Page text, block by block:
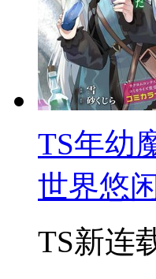
TS年幼
世界悠
TS新连